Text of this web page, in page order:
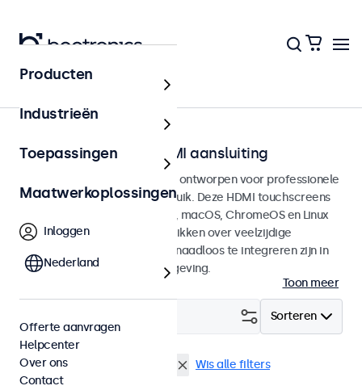
Home
Touchscreens met HDMI aansluiting
HDMI Touchscreen monitoren ontworpen voor professionele
toepassingen en continu gebruik. Deze HDMI touchscreens
zijn compatible met Windows, macOS, ChromeOS en Linux
besturingssystemen en beschikken over veelzijdige
montageopties, waarmee ze naadloos te integreren zijn in
elke applicatie en iedere omgeving.
Toon meer
Sorteren
HDMI 22 inch touchscreens Wis alle filters
Producten
Industrieën
Toepassingen
Maatwerkoplossingen
Inloggen
Nederland
Offerte aanvragen
Helpcenter
Over ons
Contact